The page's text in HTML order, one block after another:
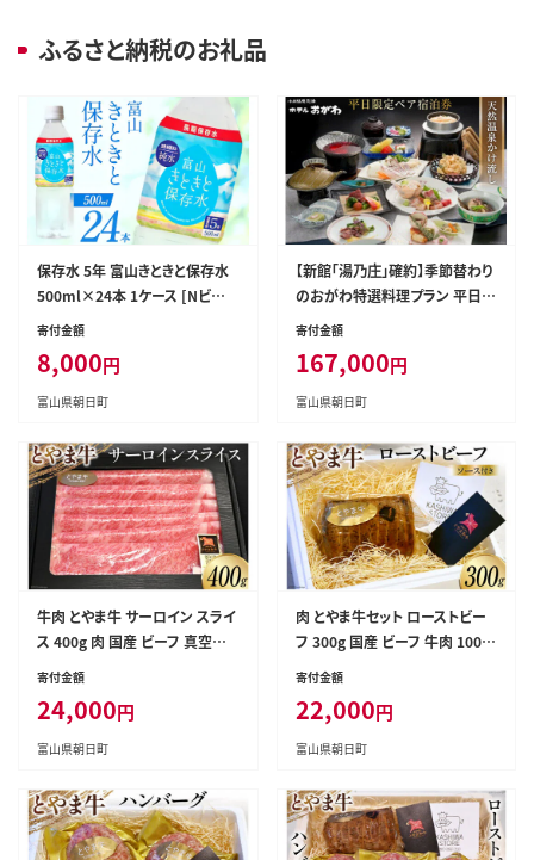
ふるさと納税のお礼品
保存水 5年 富山きときと保存水
500ml×24本 1ケース [Nビバ
レッジ 富山県 朝日町 3431047
ッズ ミネラルウォーター ローリ
ングストック 長期保存水 備蓄 備
寄付金額
8,000円
富山県朝日町
【新館「湯乃庄」確約】季節替わり
のおがわ特選料理プラン 平日限
定ペア宿泊券 / 小川温泉元湯 ホ
310209]
寄付金額
167,000円
富山県朝日町
牛肉 とやま牛 サーロイン スライ
ス 400g 肉 国産 ビーフ 真空パ
ック 冷凍 すき焼 しゃぶしゃぶ /
カシワファーム / 富山県 朝日町
[34310287]
寄付金額
24,000円
富山県朝日町
肉 とやま牛セット ローストビー
フ 300g 国産 ビーフ 牛肉 100％
肉料理 おかず 惣菜 詰め合わせ
時短 真空パック 冷凍 / カシワフ
ァーム / 富山県 朝日町 [343102
89]
寄付金額
22,000円
富山県朝日町